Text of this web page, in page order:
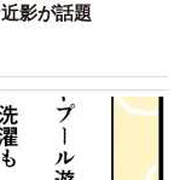
影が話題